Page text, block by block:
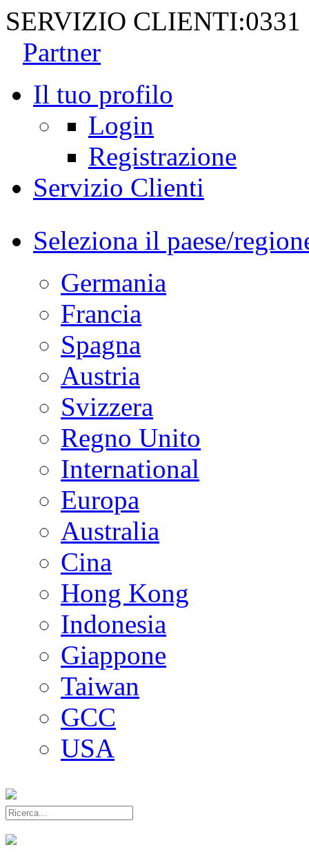
SERVIZIO CLIENTI:0331
Partner
Il tuo profilo
Login
Registrazione
Servizio Clienti
Seleziona il paese/
Germania
Francia
Spagna
Austria
Svizzera
Regno Unito
International
Europa
Australia
Cina
Hong Kong
Indonesia
Giappone
Taiwan
GCC
USA